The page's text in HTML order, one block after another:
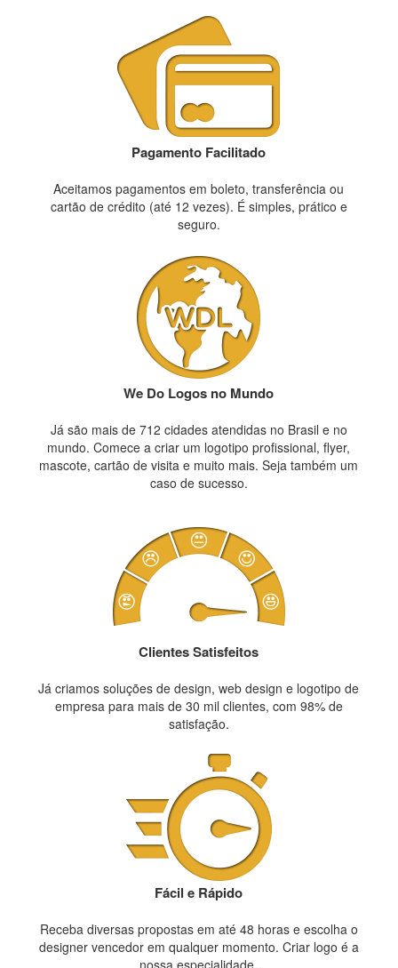
Pagamento Facilitado
Aceitamos pagamentos em boleto, transferência ou
cartão de crédito (até 12 vezes). É simples, prático e
seguro.
We Do Logos no Mundo
Já são mais de 712 cidades atendidas no Brasil e no
mundo. Comece a criar um logotipo profissional, flyer,
mascote, cartão de visita e muito mais. Seja também um
caso de sucesso.
Clientes Satisfeitos
Já criamos soluções de design, web design e logotipo de
empresa para mais de 30 mil clientes, com 98% de
satisfação.
Fácil e Rápido
Receba diversas propostas em até 48 horas e escolha o
designer vencedor em qualquer momento. Criar logo é a